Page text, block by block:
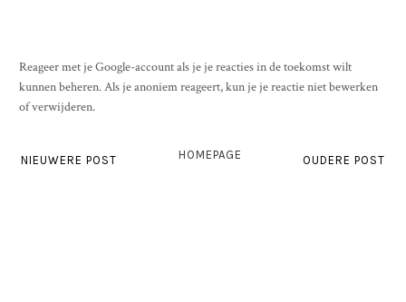
Reageer met je Google-account als je je reacties in de toekomst wilt
kunnen beheren. Als je anoniem reageert, kun je je reactie niet bewerken
of verwijderen.
NIEUWERE POST OUDERE POST
HOMEPAGE